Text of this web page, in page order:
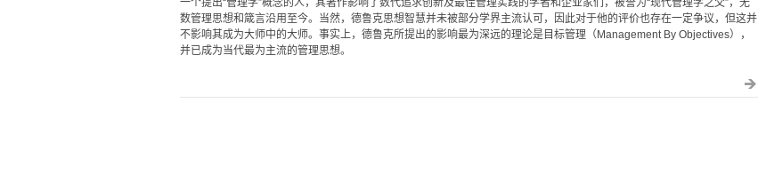
一个提出“管理学”概念的人，其著作影响了数代追求创新及最佳管理实践的学者和企业家们，被誉为“现代管理学之父”，无
数管理思想和箴言沿用至今。当然，德鲁克思想智慧并未被部分学界主流认可，因此对于他的评价也存在一定争议，但这并
不影响其成为大师中的大师。事实上，德鲁克所提出的影响最为深远的理论是目标管理（Management By Objectives），
并已成为当代最为主流的管理思想。